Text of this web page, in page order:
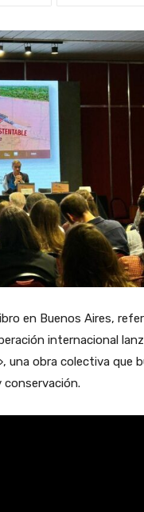
en Buenos Aires,
internacional
una obra colectiva que
conservación.